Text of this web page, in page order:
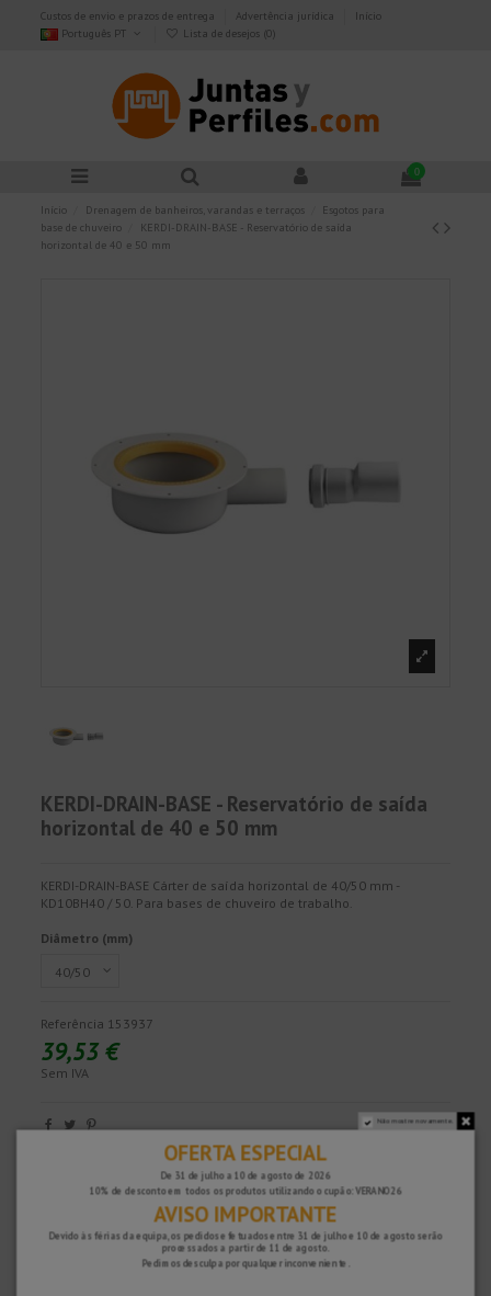
Custos de envio e prazos de entrega Advertência jurídica
Início
Português PT
Lista de desejos (0)
0
Início Drenagem de banheiros, varandas e terraços
Esgotos para
base de chuveiro
KERDI-DRAIN-BASE - Reservatório de saída
horizontal de 40 e 50 mm
KERDI-DRAIN-BASE - Reservatório de saída
horizontal de 40 e 50 mm
KERDI-DRAIN-BASE Cárter de saída horizontal de 40/50 mm -
KD10BH40 / 50. Para bases de chuveiro de trabalho.
Diâmetro (mm)
Referência 153937
39,53 €
Sem IVA
Não mostre novamente.
OFERTA ESPECIAL
De 31 de julho a 10 de agosto de 2026
10% de desconto em todos os produtos utilizando o cupão: VERANO26
AVISO IMPORTANTE
Devido às férias da equipa, os pedidos efetuados entre 31 de julho e 10 de agosto serão
processados ​​a partir de 11 de agosto.
Pedimos desculpa por qualquer inconveniente.